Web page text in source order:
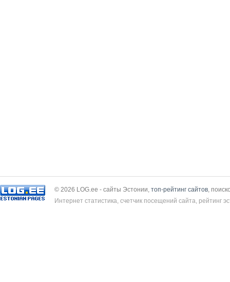
© 2026 LOG.ee - сайты Эстонии, топ-рейтинг сайтов ,
Интернет статистика, счетчик посещений сайта, рейтинг